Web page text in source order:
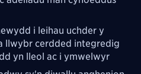
i leihau uchder y
llwybr cerdded integredig
yn lleol ac i ymwelwyr